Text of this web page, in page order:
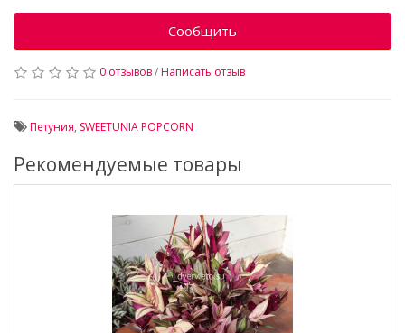
Сообщить
0 отзывов/Написать отзыв
Петуния, SWEETUNIA POPCORN
Рекомендуемые товары